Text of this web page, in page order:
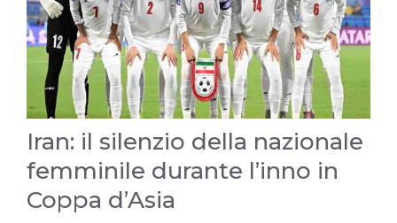
Iran: il silenzio della nazionale
femminile durante l’inno in
Coppa d’Asia